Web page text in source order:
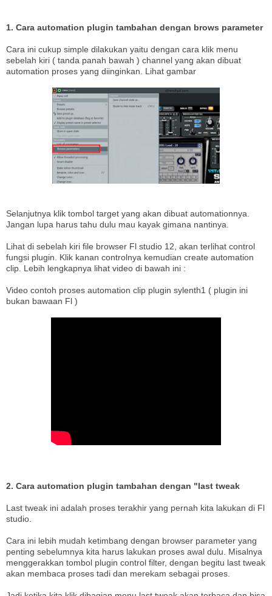
1. Cara automation plugin tambahan dengan brows parameter
Cara ini cukup simple dilakukan yaitu dengan cara klik menu
sebelah kiri ( tanda panah bawah ) channel yang akan dibuat
automation proses yang diinginkan. Lihat gambar
Selanjutnya klik tombol target yang akan dibuat automationnya.
Jangan lupa harus tahu dulu mau kayak gimana nantinya.
Lihat di sebelah kiri file browser Fl studio 12, akan terlihat control
fungsi plugin. Klik kanan controlnya kemudian create automation
clip. Lebih lengkapnya lihat video di bawah ini :
Video contoh proses automation clip plugin sylenth1 ( plugin ini
bukan bawaan Fl )
2. Cara automation plugin tambahan dengan "last tweak
Last tweak ini adalah proses terakhir yang pernah kita lakukan di Fl
studio.
Cara ini lebih mudah ketimbang dengan browser parameter yang
penting sebelumnya kita harus lakukan proses awal dulu. Misalnya
menggerakkan tombol plugin control filter, dengan begitu last tweak
akan membaca proses tadi dan merekam sebagai proses.